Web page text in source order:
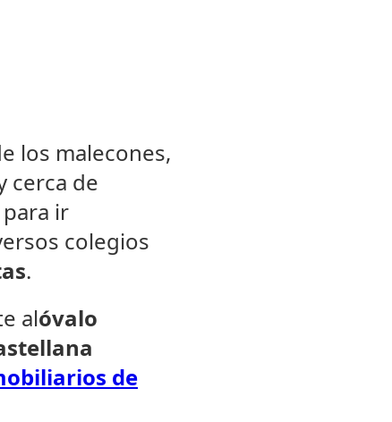
los malecones,
cerca de
para ir
colegios
.
alóvalo
de